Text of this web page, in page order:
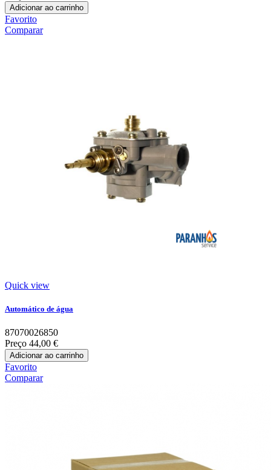
Adicionar ao carrinho
Favorito
Comparar
Quick view
Automático de água
87070026850
Preço 44,00 €
Adicionar ao carrinho
Favorito
Comparar